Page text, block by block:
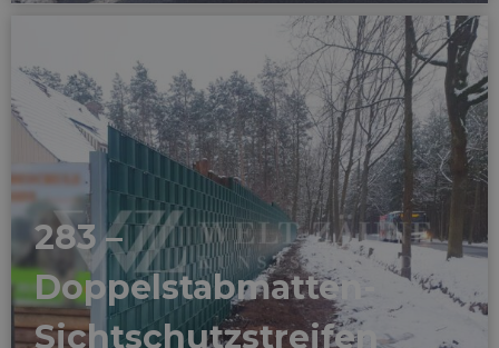
283 –
Doppelstabmatten-
Sichtschutzstreifen